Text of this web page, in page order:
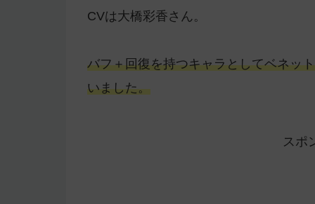
CVは大橋彩香さん。
バフ＋回復を持つキャラとしてベネッ
いました。
スポ